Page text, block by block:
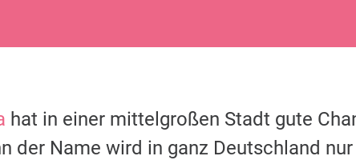
hat in einer mittelgroßen Stadt gute
der Name wird in ganz Deutschland